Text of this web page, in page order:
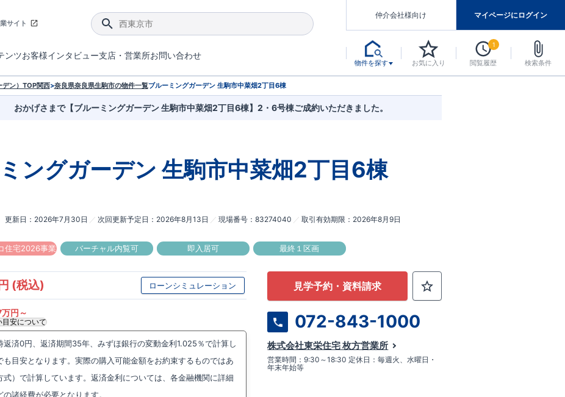
サイト
ンツお客様インタビュー支店・営業所お問い合わせ
仲介会社様向け マイページにログイン
物件を探す お気に入り 閲覧履歴
1
検索条件
デン）TOP関西>奈良県奈良県生駒市の物件一覧ブルーミングガーデン 生駒市中菜畑2丁目6棟
おかげさまで【ブルーミングガーデン 生駒市中菜畑2丁目6棟】2・6号棟ご成約いただきました。
ングガーデン 生駒市中菜畑2丁目6棟
更新日 2026年7月30日 次回更新予定日 2026年8月13日 現場番号 83274040 取引有効期限 2026年8月9日
住宅2026事業 バーチャル内覧可 即入居可 最終１区画
(税込) ローンシミュレーション
万円～
安について
返済0円、返済期間35年、みずほ銀行の変動金利1.025％で計算し
目安となります。実際の購入可能金額をお約束するものではあ
）で計算しています。返済金利については、各金融機関に詳細
諸経費が必要となります。
菜畑２丁目1055番1(地番) 周辺マップを見る
駅まで徒歩7分
線
東生駒駅まで徒歩18分
見学予約・資料請求
072-843-1000
株式会社東栄住宅 枚方営業所
営業時間：9:30～18:30 定休日：毎週火、水曜日・
年末年始等